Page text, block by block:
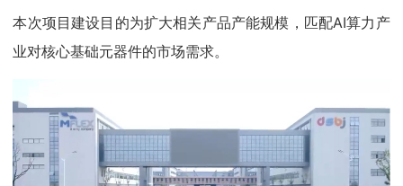
本次项目建设目的为扩大相关产品产能规模，匹配AI算力产
业对核心基础元器件的市场需求。